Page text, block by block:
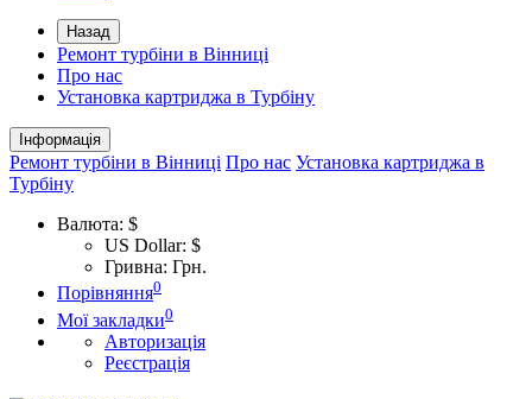
Назад
Ремонт турбіни в Вінниці
Про нас
Установка картриджа в Турбіну
Інформація
Ремонт турбіни в Вінниці Про нас Установка картриджа в
Турбіну
Валюта: $
US Dollar: $
Гривна: Грн.
Порівняння0
Мої закладки0
Авторизація
Реєстрація